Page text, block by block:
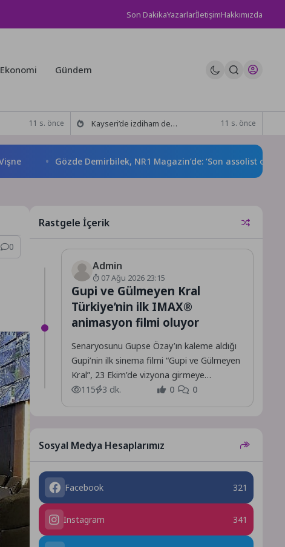
Son DakikaYazarlarİletişimHakkımızda
Ekonomi Gündem
11 s. önce Kayseri’de izdiham değil, rekor vardı! 11 s. önce
Gözde Demirbilek, NR1 Magazin’de: ‘Son assolist olarak var
0
Rastgele İçerik
Admin
07 Ağu 2026 23:15
Gupi ve Gülmeyen Kral
Türkiye’nin ilk IMAX®
animasyon filmi oluyor
Senaryosunu Gupse Özay’ın kaleme aldığı
Gupi’nin ilk sinema filmi “Gupi ve Gülmeyen
Kral”, 23 Ekim’de vizyona girmeye
hazırlanıyor.
115 3 dk. 0 0
Sosyal Medya Hesaplarımız
Facebook 321
Instagram 341